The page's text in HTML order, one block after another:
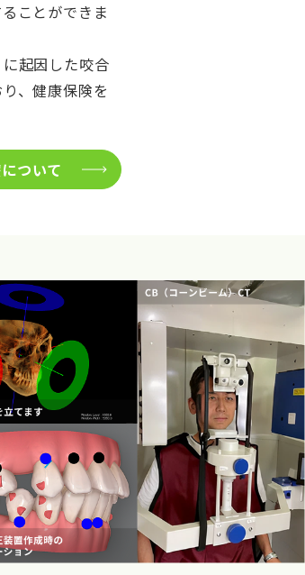
ことができま
起因した咬合
、健康保険を
ついて